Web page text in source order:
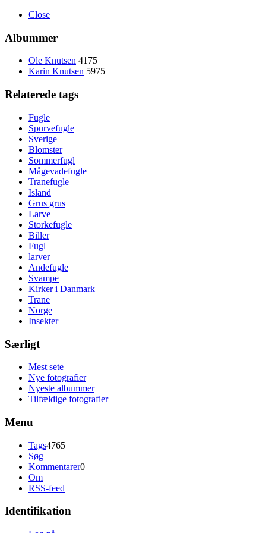
Close
Albummer
Ole Knutsen 4175
Karin Knutsen 5975
Relaterede tags
Fugle
Spurvefugle
Sverige
Blomster
Sommerfugl
Mågevadefugle
Tranefugle
Island
Grus grus
Larve
Storkefugle
Biller
Fugl
larver
Andefugle
Svampe
Kirker i Danmark
Trane
Norge
Insekter
Særligt
Mest sete
Nye fotografier
Nyeste albummer
Tilfældige fotografier
Menu
Tags4765
Søg
Kommentarer0
Om
RSS-feed
Identifikation